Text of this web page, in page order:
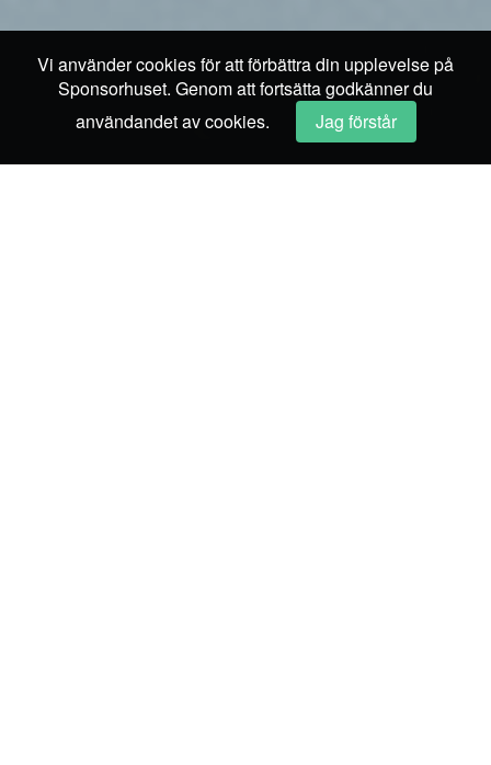
Vi använder cookies för att förbättra din upplevelse på
Sponsorhuset. Genom att fortsätta godkänner du
användandet av cookies.
Jag förstår